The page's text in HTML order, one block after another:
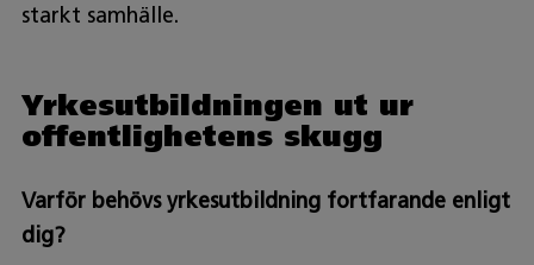
starkt samhälle.
Yrkesutbildningen ut ur
offentlighetens skugg
Varför behövs yrkesutbildning fortfarande enligt
dig?